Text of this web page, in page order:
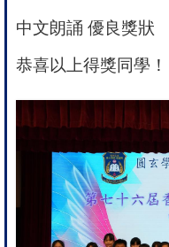
中文朗誦 優良獎狀
恭喜以上得獎同學！